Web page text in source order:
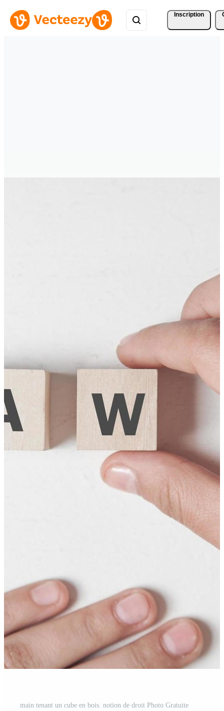
Inscription
main tenant un cube en bois. notion de droit Photo Gratuite